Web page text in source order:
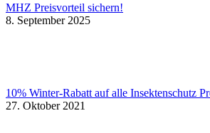
MHZ Preisvorteil sichern!
8. September 2025
10% Winter-Rabatt auf alle Insektenschutz
27. Oktober 2021